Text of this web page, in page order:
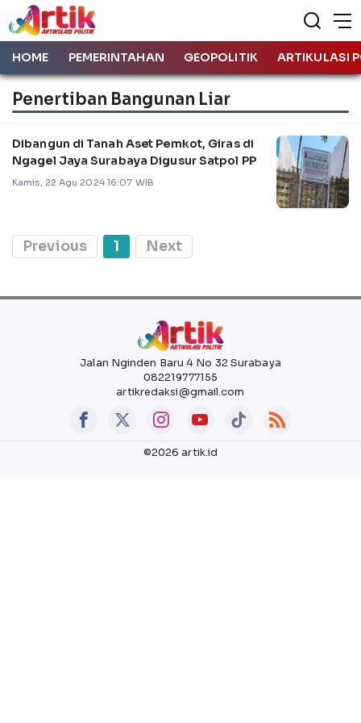
HOME PEMERINTAHAN GEOPOLITIK ARTIKULASI
Penertiban Bangunan Liar
Dibangun di Tanah Aset Pemkot, Giras di
Ngagel Jaya Surabaya Digusur Satpol PP
Kamis, 22 Agu 2024 16:07 WIB
Previous 1 Next
Jalan Nginden Baru 4 No 32 Surabaya
082219777155
artikredaksi@gmail.com
©2026 artik.id